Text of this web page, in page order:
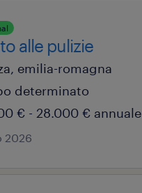
alle pulizie
emilia-romagna
determinato
€ - 28.000 € annuale
2026